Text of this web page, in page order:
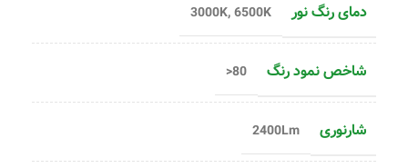
دمای رنگ نور 3000K, 6500K
شاخص نمود رنگ 80<
شارنوری 2400Lm